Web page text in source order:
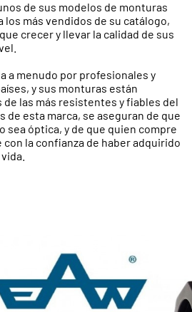
de sus modelos de monturas
los más vendidos de su catálogo,
crecer y llevar la calidad de sus
a menudo por profesionales y
y sus monturas están
de las más resistentes y fiables del
de esta marca, se aseguran de que
sea óptica, y de que quien compre
la confianza de haber adquirido